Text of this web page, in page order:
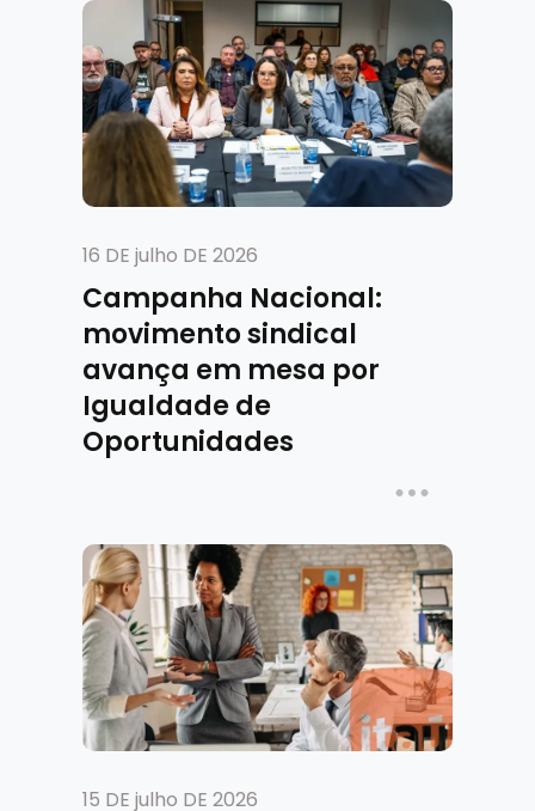
16 DE julho DE 2026
Campanha Nacional:
movimento sindical
avança em mesa por
Igualdade de
Oportunidades
15 DE julho DE 2026